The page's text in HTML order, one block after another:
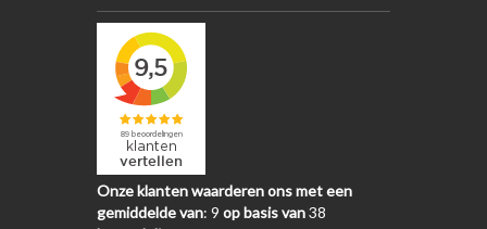
Onze klanten waarderen ons met een
gemiddelde van: 9 op basis van38